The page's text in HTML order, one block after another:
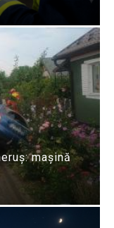
mașină